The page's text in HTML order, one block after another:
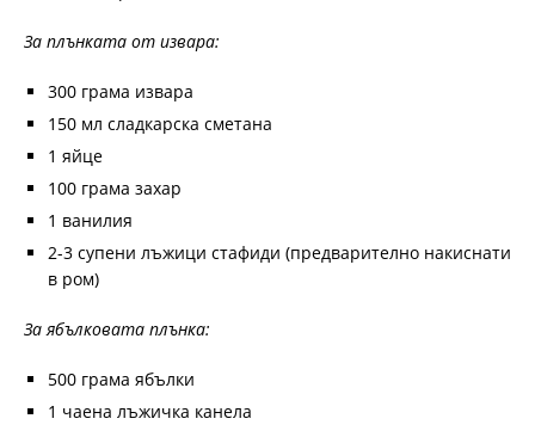
За плънката от извара:
300 грама извара
150 мл сладкарска сметана
1 яйце
100 грама захар
1 ванилия
2-3 супени лъжици стафиди (предварително накиснати
в ром)
За ябълковата плънка:
500 грама ябълки
1 чаена лъжичка канела